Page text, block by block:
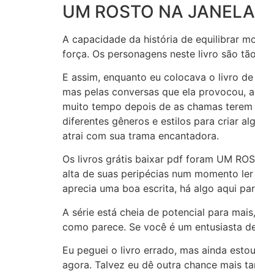
UM ROSTO NA
A capacidade da história de equilibrar
força. Os personagens neste livro são
E assim, enquanto eu colocava o livro
mas pelas conversas que ela provocou,
muito tempo depois de as chamas
diferentes gêneros e estilos para criar
atrai com sua trama encantadora.
Os livros grátis baixar pdf foram UM
alta de suas peripécias num momento
aprecia uma boa escrita, há algo aqui
A série está cheia de potencial para
como parece. Se você é um entusiasta
Eu peguei o livro errado, mas ainda
agora. Talvez eu dê outra chance mais